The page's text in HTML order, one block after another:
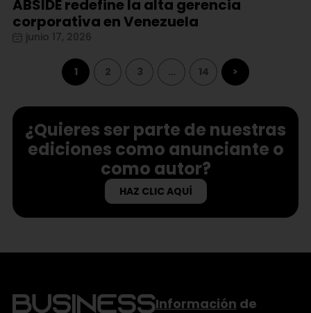
ABSIDE redefine la alta gerencia
corporativa en Venezuela
junio 17, 2026
1 2 3 … 14 >
¿Quieres ser parte de nuestras
ediciones como anunciante o
como autor?
HAZ CLIC AQUÍ
Información de